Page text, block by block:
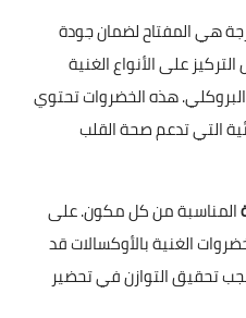
هي المفتاح لضمان جودة
على الأنواع الغنية
هذه الخضروات تحتوي
التي تدعم صحة القلب
المناسبة من كل مكون. على
الغنية بالأوكسالات قد
تحقيق التوازن في تحضير